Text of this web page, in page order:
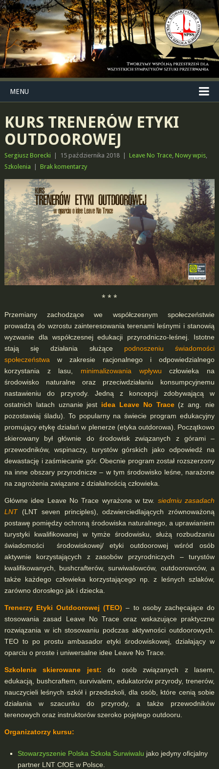
MENU
KURS TRENERÓW ETYKI
OUTDOOROWEJ
Sergiusz Borecki 15 października 2018 Leave No Trace, Nowy wpis,
Szkolenia
Brak komentarzy
* * *
Przemiany zachodzące we współczesnym społeczeństwie
prowadzą do wzrostu zainteresowania terenami leśnymi i stanowią
wyzwanie dla współczesnej edukacji przyrodniczo-leśnej. Istotne
stają się działania służące podnoszeniu świadomości
społeczeństwa w zakresie racjonalnego i odpowiedzialnego
korzystania z lasu, minimalizowania wpływu człowieka na
środowisko naturalne oraz przeciwdziałaniu konsumpcyjnemu
nastawieniu do przyrody. Jedną z koncepcji zdobywającą w
ostatnich latach uznanie jest idea Leave No Trace(z ang. nie
pozostawiaj śladu). To popularny na świecie program edukacyjny
promujący etykę działań w plenerze (etyka outdorowa). Początkowo
skierowany był głównie do środowisk związanych z górami –
przewodników, wspinaczy, turystów górskich jako odpowiedź na
dewastację i zaśmiecanie gór. Obecnie program został rozszerzony
na inne obszary przyrodnicze – w tym środowisko leśne, narażone
na zagrożenia związane z działalnością człowieka.
Główne idee Leave No Trace wyrażone w tzw.
siedmiu zasadach
LNT(LNT seven principles), odzwierciedlających zrównoważoną
postawę pomiędzy ochroną środowiska naturalnego, a uprawianiem
turystyki kwalifikowanej w tymże środowisku, służą rozbudzaniu
świadomości środowiskowej/ etyki outdoorowej wśród osób
aktywnie korzystających z zasobów przyrodniczych – turystów
kwalifikowanych, bushcrafterów, surwiwalowców, outdoorowców, a
także każdego człowieka korzystającego np. z leśnych szlaków,
zarówno dorosłego jak i dziecka.
Trenerzy Etyki Outdoorowej (TEO) – to osoby zachęcające do
stosowania zasad Leave No Trace oraz wskazujące praktyczne
rozwiązania w ich stosowaniu podczas aktywności outdoorowych.
TEO to po prostu ambasador etyki środowiskowej, działający w
oparciu o proste i uniwersalne idee Leave No Trace.
Szkolenie skierowane jest: do osób związanych z lasem,
edukacją, bushcraftem, survivalem, edukatorów przyrody, trenerów,
nauczycieli leśnych szkół i przedszkoli, dla osób, które cenią sobie
działania w szacunku do przyrody, a także przewodników
terenowych oraz instruktorów szeroko pojętego outdooru.
Organizatorzy kursu:
Stowarzyszenie Polska Szkoła Surwiwalu jako jedyny oficjalny
partner LNT CfOE w Polsce.